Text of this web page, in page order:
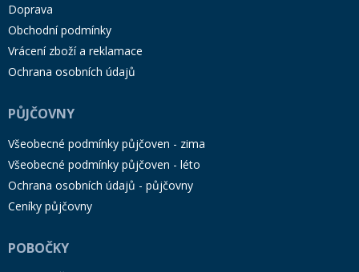
Doprava
Obchodní podmínky
Vrácení zboží a reklamace
Ochrana osobních údajů
PŮJČOVNY
Všeobecné podmínky půjčoven - zima
Všeobecné podmínky půjčoven - léto
Ochrana osobních údajů - půjčovny
Ceníky půjčovny
POBOČKY